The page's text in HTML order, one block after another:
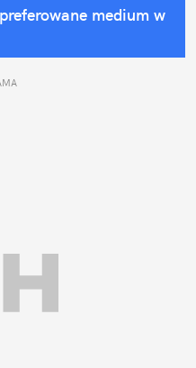
medium w